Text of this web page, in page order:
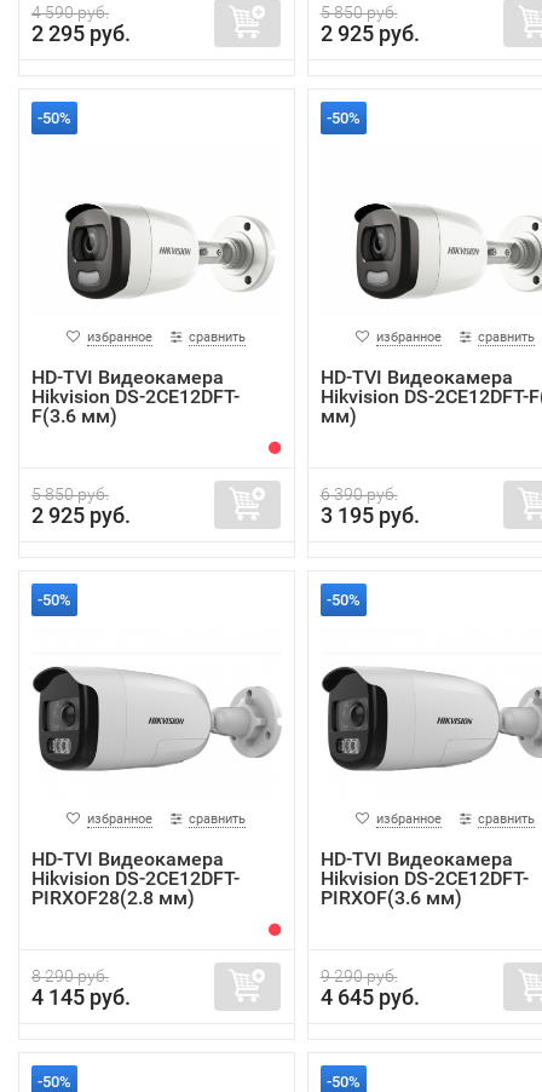
4 590 руб.
2 295 руб.
5 850 руб.
2 925 руб.
-50%
избранное сравнить
HD-TVI Видеокамера
Hikvision DS-2CE12DFT-
F(3.6 мм)
5 850 руб.
2 925 руб.
-50%
избранное сравнить
HD-TVI Видеокамера
Hikvision DS-2CE12DFT-
мм)
6 390 руб.
3 195 руб.
-50%
избранное сравнить
HD-TVI Видеокамера
Hikvision DS-2CE12DFT-
PIRXOF28(2.8 мм)
8 290 руб.
4 145 руб.
-50%
избранное сравнить
HD-TVI Видеокамера
Hikvision DS-2CE12DFT-
PIRXOF(3.6 мм)
9 290 руб.
4 645 руб.
-50% -50%